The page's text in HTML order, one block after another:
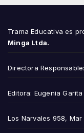
Trama Educativa es
Minga Ltda.
Directora
Editora: Eugenia Garita
Los Narvales 958,